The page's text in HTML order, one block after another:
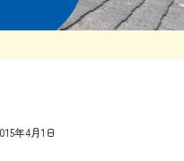
年4月1日